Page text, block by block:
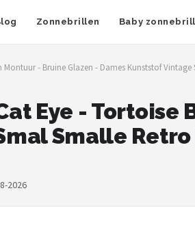
Zonnebrillen Baby
- Bruine Glazen - Dames Kunststof
Eye -
Smalle
2026